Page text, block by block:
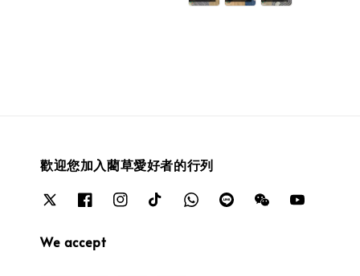
歡迎您加入藺草愛好者的行列
We accept